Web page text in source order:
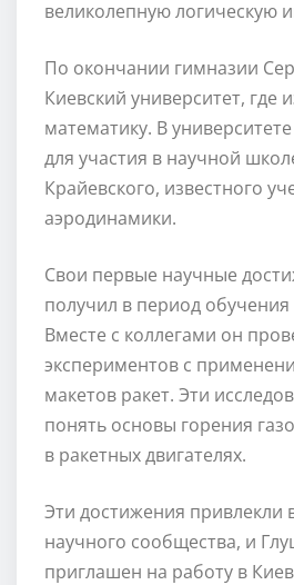
великолепную логическую
По окончании гимназии
Киевский университет, где
математику. В
для участия в научной
Крайевского, известного
аэродинамики.
Свои первые научные
получил в период обучения
Вместе с коллегами он
экспериментов с
макетов ракет. Эти
понять основы горения
в ракетных двигателях.
Эти достижения привлекли
научного сообщества, и
приглашен на работу в